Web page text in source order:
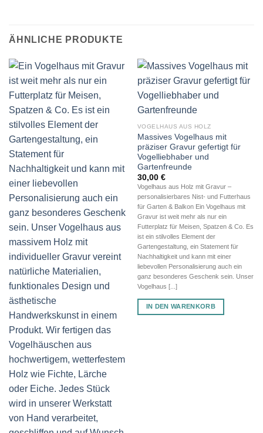
ÄHNLICHE PRODUKTE
VOGELHAUS AUS HOLZ
Massives Vogelhaus mit
präziser Gravur gefertigt für
Vogelliebhaber und
Gartenfreunde
30,00 €
Vogelhaus aus Holz mit Gravur –
personalisierbares Nist- und Futterhaus
für Garten & Balkon Ein Vogelhaus mit
Gravur ist weit mehr als nur ein
Futterplatz für Meisen, Spatzen & Co. Es
ist ein stilvolles Element der
Gartengestaltung, ein Statement für
Nachhaltigkeit und kann mit einer
liebevollen Personalisierung auch ein
ganz besonderes Geschenk sein. Unser
Vogelhaus [...]
IN DEN WARENKORB